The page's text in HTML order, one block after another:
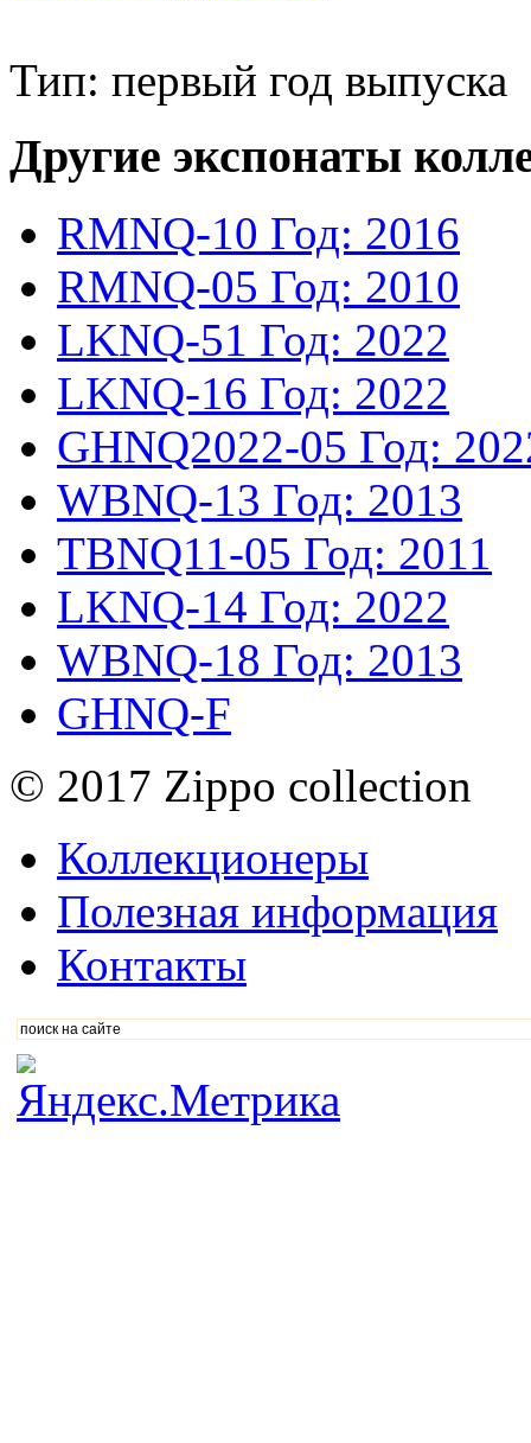
Тип: первый год выпуска
Другие экспонаты
RMNQ-10 Год: 2016
RMNQ-05 Год: 2010
LKNQ-51 Год: 2022
LKNQ-16 Год: 2022
GHNQ2022-05 Год:
WBNQ-13 Год: 2013
TBNQ11-05 Год: 2011
LKNQ-14 Год: 2022
WBNQ-18 Год: 2013
GHNQ-F
© 2017 Zippo collection
Коллекционеры
Полезная информация
Контакты